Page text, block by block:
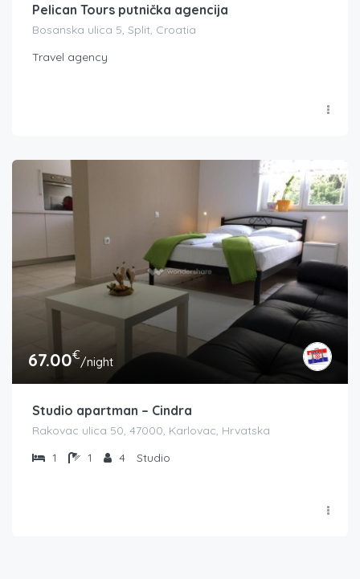
Pelican Tours putnička agencija
Bosanska ulica 5, Split, Croatia
Travel agency
67.00€/night
Studio apartman – Cindra
Rakovac ulica 50, 47000, Karlovac, Hrvatska
1
1 4 Studio